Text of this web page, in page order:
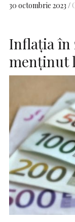
30 octombrie 2023
Inflaţia în
menţinut